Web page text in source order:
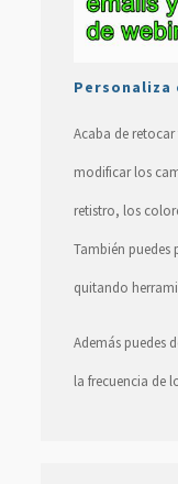
Personaliza
Acaba de retocar
modificar los
retistro, los
También puedes
quitando
Además puedes
la frecuencia de